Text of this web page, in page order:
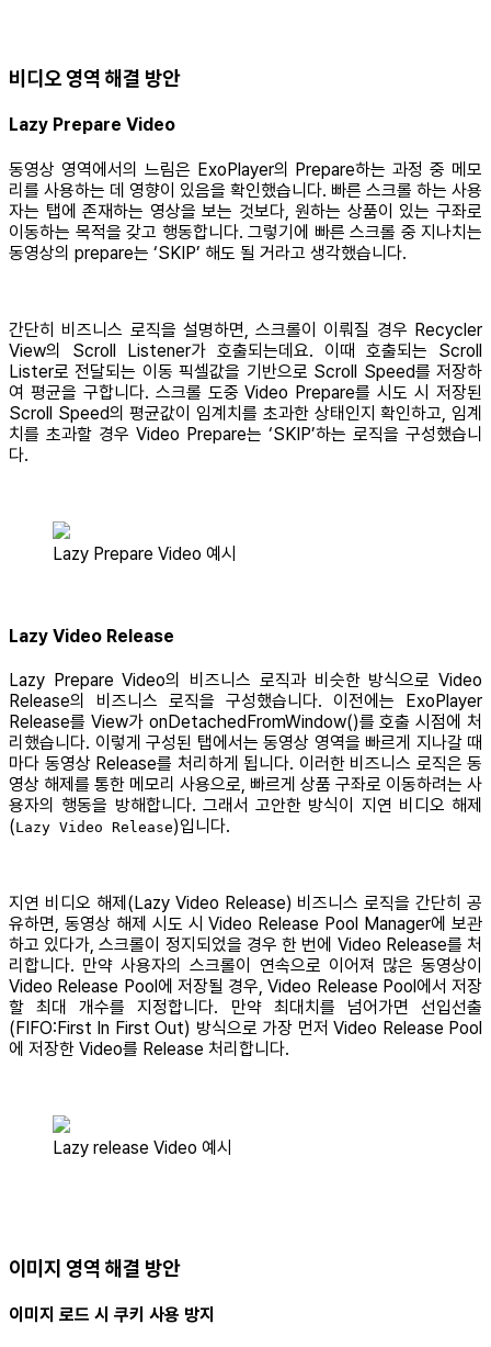
비디오 영역 해결 방안
Lazy Prepare Video
동영상 영역에서의 느림은 ExoPlayer의 Prepare하는 과정 중 메모
리를 사용하는 데 영향이 있음을 확인했습니다. 빠른 스크롤 하는 사용
자는 탭에 존재하는 영상을 보는 것보다, 원하는 상품이 있는 구좌로
이동하는 목적을 갖고 행동합니다. 그렇기에 빠른 스크롤 중 지나치는
동영상의 prepare는 ‘SKIP’ 해도 될 거라고 생각했습니다.
간단히 비즈니스 로직을 설명하면, 스크롤이 이뤄질 경우 Recycler
View의 Scroll Listener가 호출되는데요. 이때 호출되는 Scroll
Lister로 전달되는 이동 픽셀값을 기반으로 Scroll Speed를 저장하
여 평균을 구합니다. 스크롤 도중 Video Prepare를 시도 시 저장된
Scroll Speed의 평균값이 임계치를 초과한 상태인지 확인하고, 임계
치를 초과할 경우 Video Prepare는 ‘SKIP’하는 로직을 구성했습니
다.
Lazy Prepare Video 예시
Lazy Video Release
Lazy Prepare Video의 비즈니스 로직과 비슷한 방식으로 Video
Release의 비즈니스 로직을 구성했습니다. 이전에는 ExoPlayer
Release를 View가 onDetachedFromWindow()를 호출 시점에 처
리했습니다. 이렇게 구성된 탭에서는 동영상 영역을 빠르게 지나갈 때
마다 동영상 Release를 처리하게 됩니다. 이러한 비즈니스 로직은 동
영상 해제를 통한 메모리 사용으로, 빠르게 상품 구좌로 이동하려는 사
용자의 행동을 방해합니다. 그래서 고안한 방식이 지연 비디오 해제
(Lazy Video Release)입니다.
지연 비디오 해제(Lazy Video Release) 비즈니스 로직을 간단히 공
유하면, 동영상 해제 시도 시 Video Release Pool Manager에 보관
하고 있다가, 스크롤이 정지되었을 경우 한 번에 Video Release를 처
리합니다. 만약 사용자의 스크롤이 연속으로 이어져 많은 동영상이
Video Release Pool에 저장될 경우, Video Release Pool에서 저장
할 최대 개수를 지정합니다. 만약 최대치를 넘어가면 선입선출
(FIFO:First In First Out) 방식으로 가장 먼저 Video Release Pool
에 저장한 Video를 Release 처리합니다.
Lazy release Video 예시
이미지 영역 해결 방안
이미지 로드 시 쿠키 사용 방지